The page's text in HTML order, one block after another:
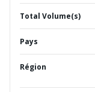
Total Volume(s)
Pays
Région